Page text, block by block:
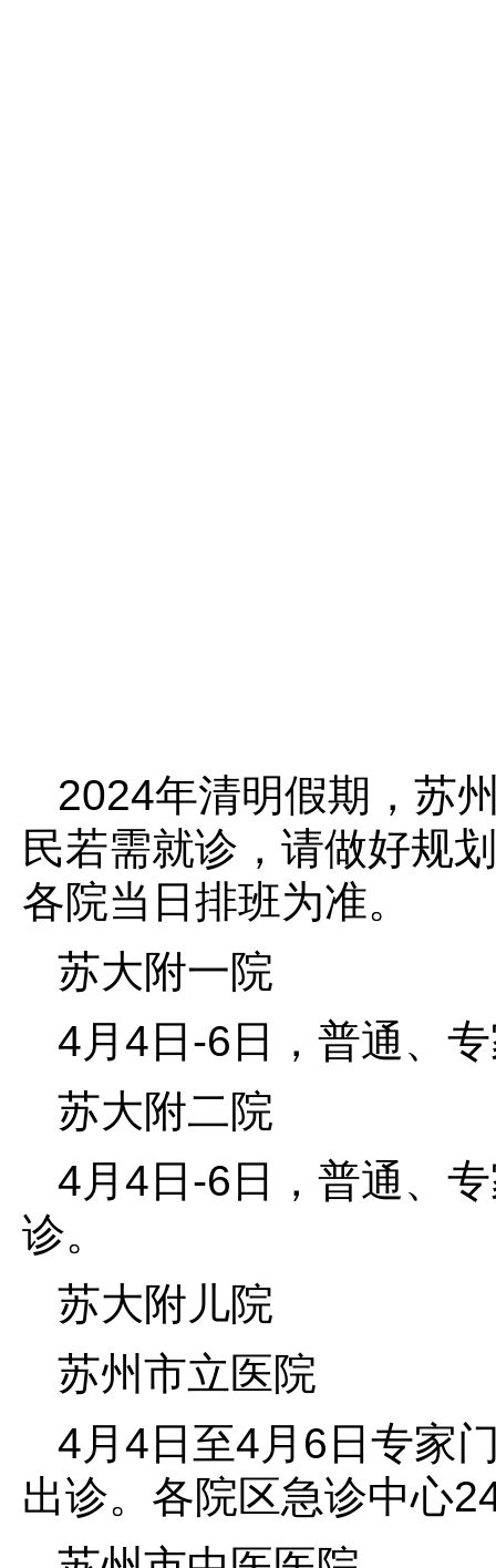
2024年清明假期，苏
民若需就诊，请做好规
各院当日排班为准。
苏大附一院
4月4日-6日，普通、
苏大附二院
4月4日-6日，普通、
诊。
苏大附儿院
苏州市立医院
4月4日至4月6日专家
出诊。各院区急诊中心